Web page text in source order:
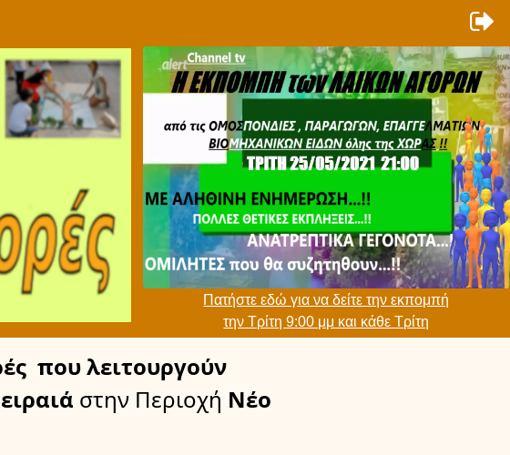
Πατήστε εδώ για να δείτε την εκπομπή
την Τρίτη 9:00 μμ και κάθε Τρίτη
που λειτουργούν
στην Περιοχή Νέο